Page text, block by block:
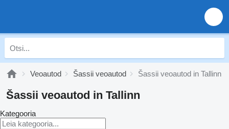
Veoautod Šassii veoautod Šassii veoautod in Tallinn
Šassii veoautod in Tallinn
Kategooria